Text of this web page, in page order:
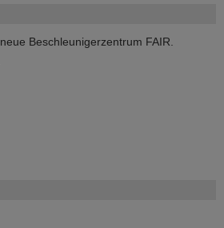
Beschleunigerzentrum FAIR.